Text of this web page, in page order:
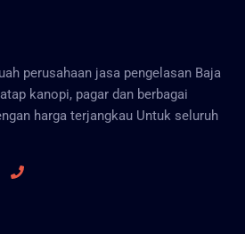
perusahaan jasa pengelasan Baja
kanopi, pagar dan berbagai
harga terjangkau Untuk seluruh